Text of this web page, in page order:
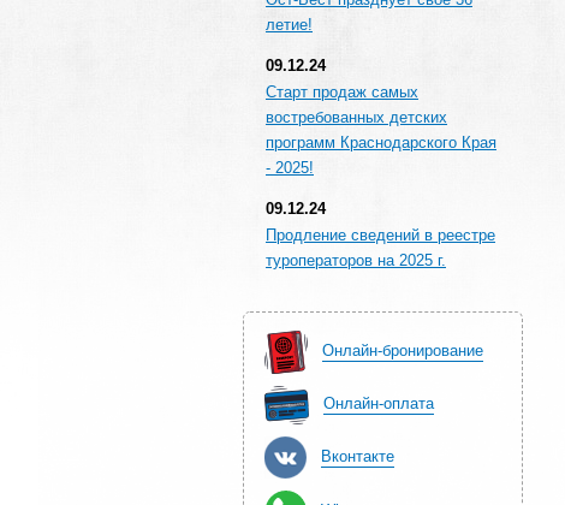
летие!
09.12.24
Старт продаж самых
востребованных детских
программ Краснодарского Края
- 2025!
09.12.24
Продление сведений в реестре
туроператоров на 2025 г.
Онлайн-бронирование
Онлайн-оплата
Вконтакте